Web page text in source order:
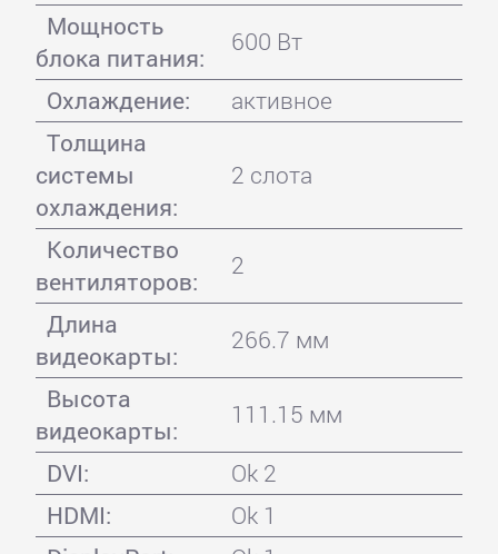
Мощность
блока питания:
600 Вт
Охлаждение:
активное
Толщина
системы
охлаждения:
2 слота
Количество
вентиляторов:
2
Длина
видеокарты:
266.7 мм
Высота
видеокарты:
111.15 мм
DVI:
Ok 2
HDMI:
Ok 1